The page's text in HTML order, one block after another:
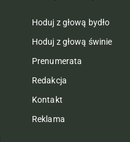
Hoduj z głową bydło
Hoduj z głową świnie
Prenumerata
Redakcja
Kontakt
Reklama